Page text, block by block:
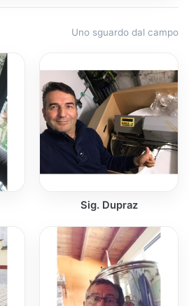
Uno sguardo dal campo
Sig. Dupraz